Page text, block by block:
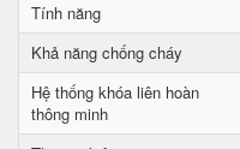
Tính năng
Khả năng chống cháy
Hệ thống khóa liên hoàn
thông minh